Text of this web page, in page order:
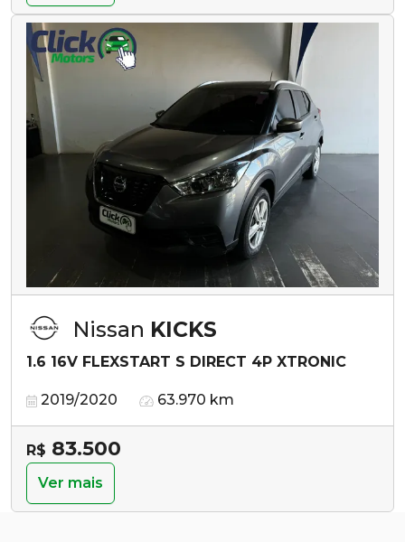
Nissan KICKS
1.6 16V FLEXSTART S DIRECT 4P XTRONIC
2019/2020 63.970 km
R$ 83.500
Ver mais